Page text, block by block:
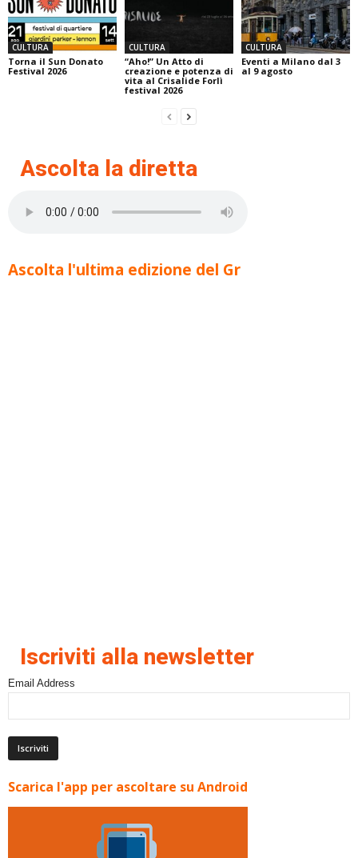
CULTURA
Torna il Sun Donato
Festival 2026
CULTURA
“Aho!” Un Atto di
creazione e potenza di
vita al Crisalide Forlì
festival 2026
CULTURA
Eventi a Milano dal 3
al 9 agosto
Ascolta la diretta
Ascolta l'ultima edizione del Gr
Iscriviti alla newsletter
Email Address
Scarica l'app per ascoltare su Android